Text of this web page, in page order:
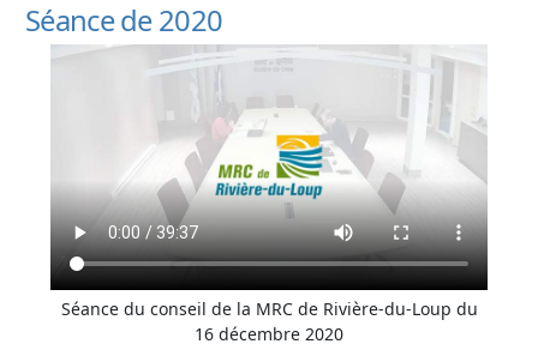
Séance de 2020
Séance du conseil de la MRC de Rivière-du-Loup du
16 décembre 2020